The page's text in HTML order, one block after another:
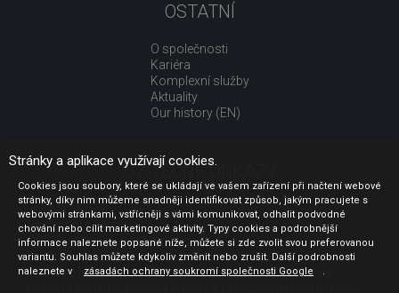
OSTATNÍ
O společnosti
Kariéra
Komplexní služby
Aktuality
Our history (EN)
UŽITEČNÉ ODKAZY
Jak nakupovat
Obchodní podmínky
GDPR - ochrana osobních údajů
Profil zadavatele
Sdělení před uzavřením kupní smlouvy pro spotřebitele
Stránky a aplikace využívají cookies.
Cookies jsou soubory, které se ukládají ve vašem zařízení při načtení webové
stránky, díky nim můžeme snadněji identifikovat způsob, jakým pracujete s
webovými stránkami, vstřícněji s vámi komunikovat, odhalit podvodné
chování nebo cílit marketingové aktivity. Typy cookies a podrobnější
informace naleznete popsané níže, můžete si zde zvolit svou preferovanou
variantu. Souhlas můžete kdykoliv změnit nebo zrušit. Další podrobnosti
naleznete v
zásadách ochrany soukromí společnosti Google .